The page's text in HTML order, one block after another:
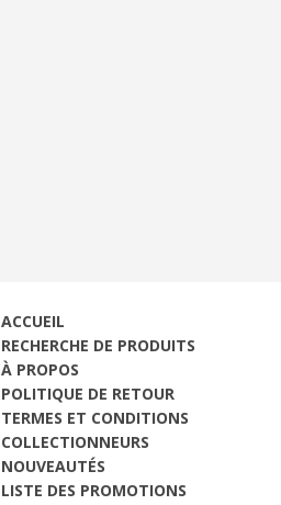
ACCUEIL
RECHERCHE DE PRODUITS
À PROPOS
POLITIQUE DE RETOUR
TERMES ET CONDITIONS
COLLECTIONNEURS
NOUVEAUTÉS
LISTE DES PROMOTIONS